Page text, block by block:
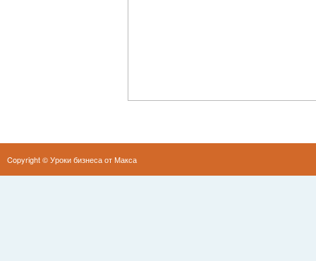
Copyright ©Уроки бизнеса от Макса